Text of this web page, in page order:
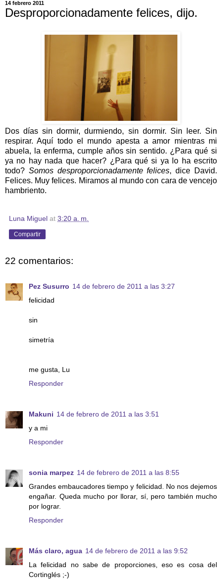
14 febrero 2011
Desproporcionadamente felices, dijo.
Dos días sin dormir, durmiendo, sin dormir. Sin leer. Sin
respirar. Aquí todo el mundo apesta a amor mientras mi
abuela, la enferma, cumple años sin sentido. ¿Para qué si
ya no hay nada que hacer? ¿Para qué si ya lo ha escrito
todo? Somos desproporcionadamente felices, dice David.
Felices. Muy felices. Miramos al mundo con cara de vencejo
hambriento.
Luna Miguel at 3:20 a. m.
Compartir
22 comentarios:
Pez Susurro 14 de febrero de 2011 a las 3:27
felicidad
sin
simetría
me gusta, Lu
Responder
Makuni 14 de febrero de 2011 a las 3:51
y a mi
Responder
sonia marpez 14 de febrero de 2011 a las 8:55
Grandes embaucadores tiempo y felicidad. No nos dejemos
engañar. Queda mucho por llorar, sí, pero también mucho
por lograr.
Responder
Más claro, agua 14 de febrero de 2011 a las 9:52
La felicidad no sabe de proporciones, eso es cosa del
Cortinglés ;-)